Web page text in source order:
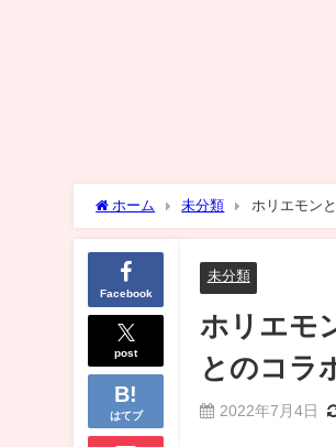
ホーム 未分類 ホリエモン
Facebook
post
はてブ
未分類
ホリエモ
とのコラ
2022年7月4日